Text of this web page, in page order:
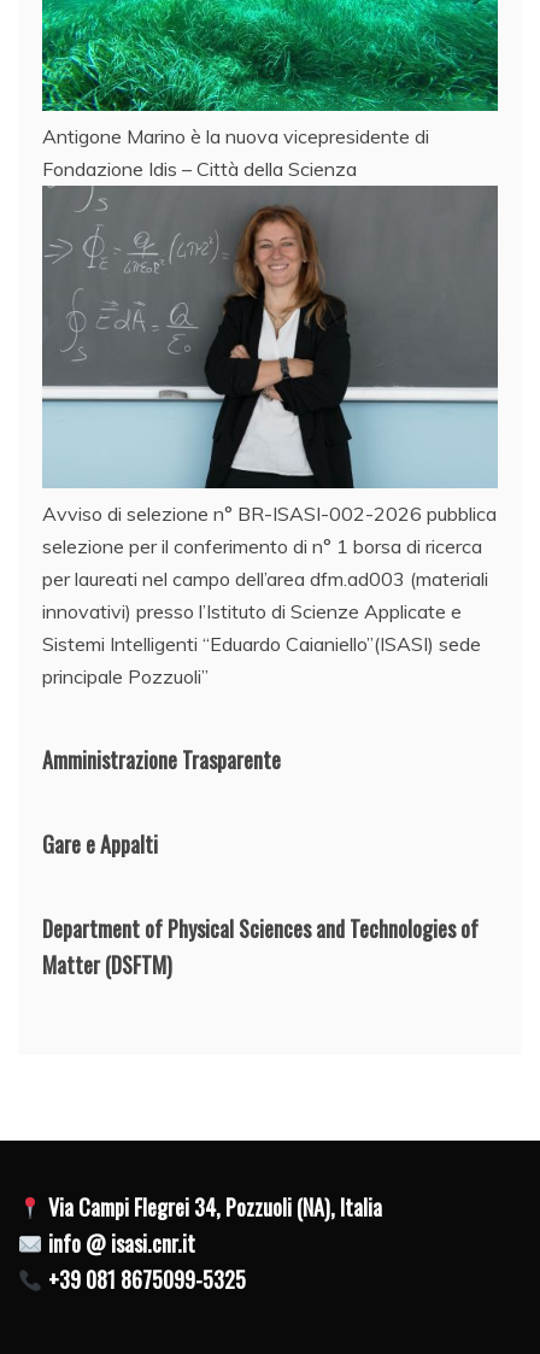
Antigone Marino è la nuova vicepresidente di
Fondazione Idis – Città della Scienza
Avviso di selezione n° BR-ISASI-002-2026 pubblica
selezione per il conferimento di n° 1 borsa di ricerca
per laureati nel campo dell’area dfm.ad003 (materiali
innovativi) presso l’Istituto di Scienze Applicate e
Sistemi Intelligenti “Eduardo Caianiello”(ISASI) sede
principale Pozzuoli”
Amministrazione Trasparente
Gare e Appalti
Department of Physical Sciences and Technologies of
Matter(DSFTM)
Via Campi Flegrei 34, Pozzuoli (NA), Italia
info @ isasi.cnr.it
+39 081 8675099-5325